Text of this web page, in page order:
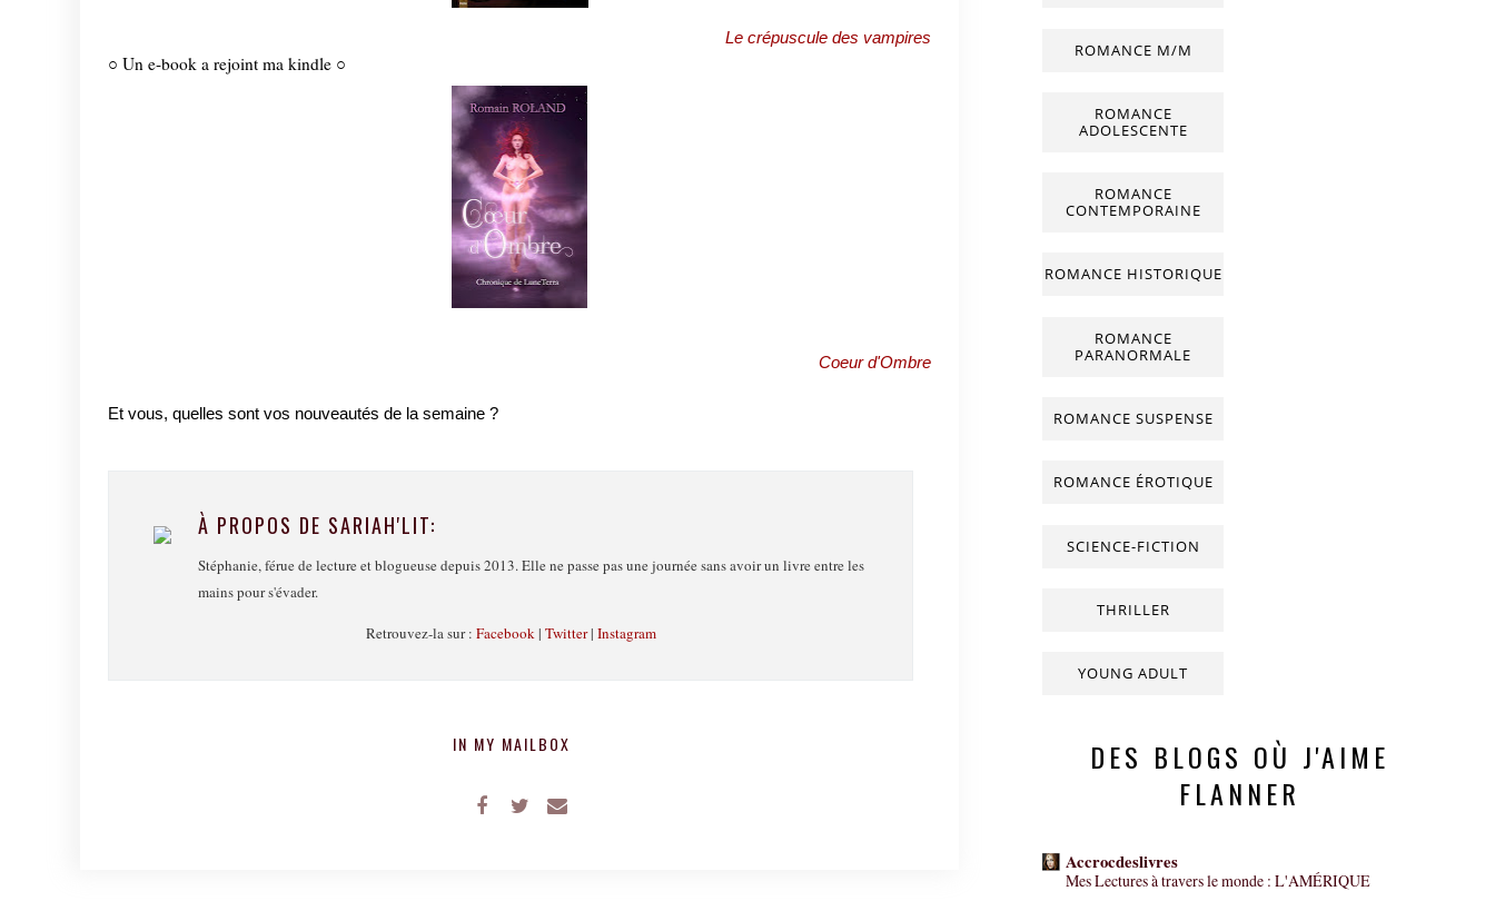
Le crépuscule des vampires
○ Un e-book a rejoint ma kindle ○
Coeur d'Ombre
Et vous, quelles sont vos nouveautés de la semaine ?
À PROPOS DE SARIAH'LIT:
Stéphanie, férue de lecture et blogueuse depuis 2013. Elle ne passe pas une journée sans avoir un livre entre les
mains pour s'évader.
Retrouvez-la sur : Facebook | Twitter| Instagram
IN MY MAILBOX
ROMANCE M/M
ROMANCE
ADOLESCENTE
ROMANCE
CONTEMPORAINE
ROMANCE HISTORIQUE
ROMANCE
PARANORMALE
ROMANCE SUSPENSE
ROMANCE ÉROTIQUE
SCIENCE-FICTION
THRILLER
YOUNG ADULT
DES BLOGS OÙ J'AIME
FLANNER
Accrocdeslivres
Mes Lectures à travers le monde : L'AMÉRIQUE